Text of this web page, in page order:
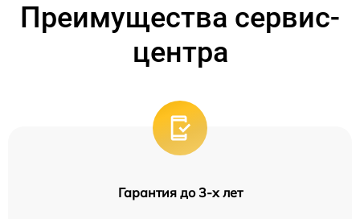
Преимущества сервис-
центра
Гарантия до 3-х лет